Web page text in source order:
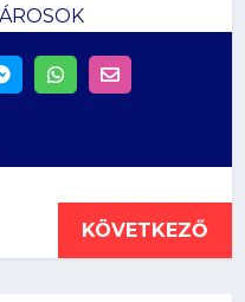
KÖVETKEZŐ